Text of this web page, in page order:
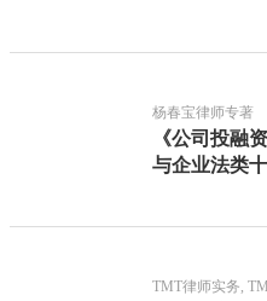
杨春宝律师专著
《公司投融
与企业法类
TMT律师实务,